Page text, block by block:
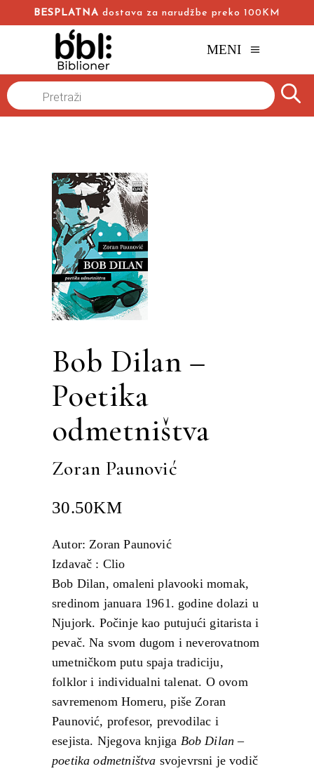
BESPLATNA dostava za narudžbe preko 100KM
MENI
Products
search
Bob Dilan –
Poetika
odmetništva
Zoran Paunović
30.50KM
Autor: Zoran Paunović
Izdavač : Clio
Bob Dilan, omaleni plavooki momak,
sredinom januara 1961. godine dolazi u
Njujork. Počinje kao putujući gitarista i
pevač. Na svom dugom i neverovatnom
umetničkom putu spaja tradiciju,
folklor i individualni talenat. O ovom
savremenom Homeru, piše Zoran
Paunović, profesor, prevodilac i
esejista. Njegova knjiga Bob Dilan –
poetika odmetništva svojevrsni je vodič